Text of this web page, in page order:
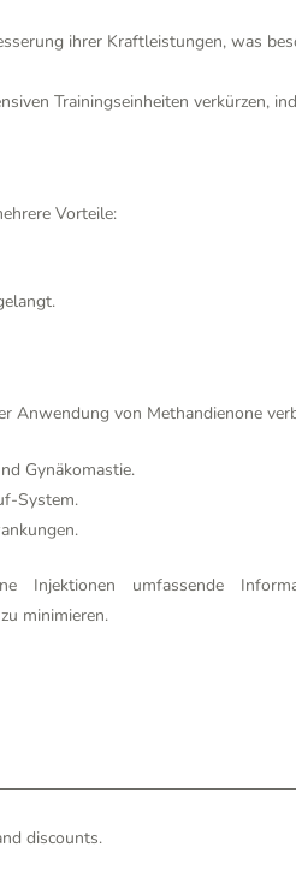
ihrer Kraftleistungen, was
Trainingseinheiten verkürzen,
Vorteile:
Anwendung von Methandienone
Gynäkomastie.
System.
Injektionen umfassende
minimieren.
discounts.